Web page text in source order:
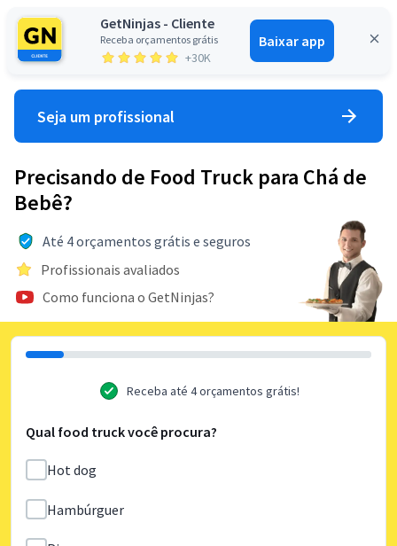
GetNinjas - Cliente
Receba orçamentos grátis
+30K
Baixar app
Entrar
Seja um profissional
Precisando de Food Truck para Chá de
Bebê?
Até 4 orçamentos grátis e seguros
Profissionais avaliados
Como funciona o GetNinjas?
Receba até 4 orçamentos grátis!
Qual food truck você procura?
Hot dog
Hambúrguer